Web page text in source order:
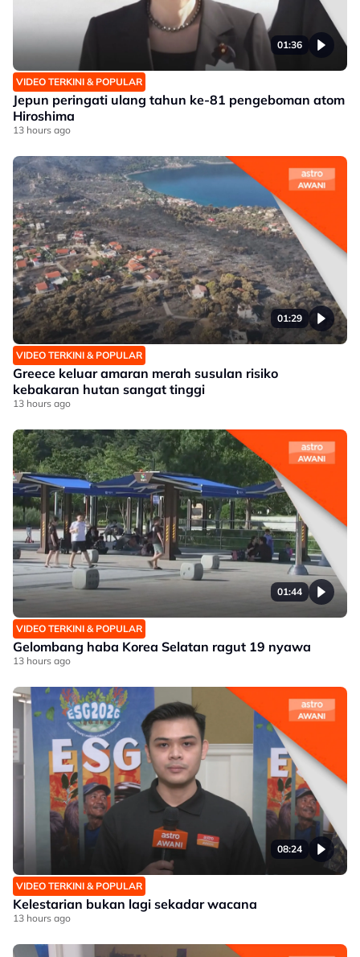
01:36
VIDEO TERKINI & POPULAR
Jepun peringati ulang tahun ke-81 pengeboman atom
Hiroshima
13 hours ago
01:29
VIDEO TERKINI & POPULAR
Greece keluar amaran merah susulan risiko
kebakaran hutan sangat tinggi
13 hours ago
01:44
VIDEO TERKINI & POPULAR
Gelombang haba Korea Selatan ragut 19 nyawa
13 hours ago
08:24
VIDEO TERKINI & POPULAR
Kelestarian bukan lagi sekadar wacana
13 hours ago